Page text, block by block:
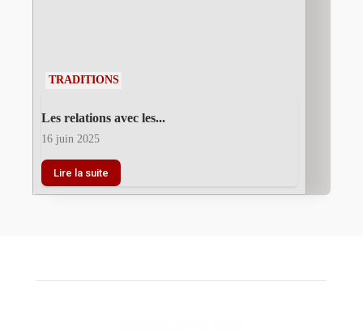
TRADITIONS
Les relations avec les...
16 juin 2025
Lire la suite